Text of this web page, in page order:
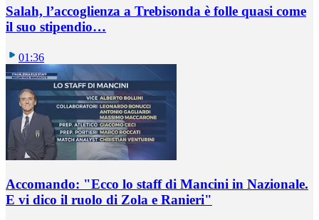
Salah, l’accoglienza a Trebisonda è folle quasi come
il suo stipendio…
01:36
Accomando: "Ecco lo staff di Mancini in Nazionale.
E vi dico il ruolo di Zola e Ranieri"